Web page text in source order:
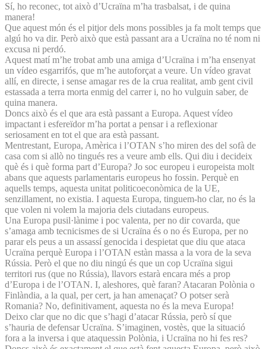
Sí, ho reconec, tot això d’Ucraïna m’ha trasbalsat, i de quina
manera!
Que aquest món és el pitjor dels mons possibles ja fa molt temps que
algú ho va dir. Però això que està passant ara a Ucraïna no té nom ni
excusa ni perdó.
Aquest matí m’he trobat amb una amiga d’Ucraïna i m’ha ensenyat
un vídeo esgarrifós, que m’he autoforçat a veure. Un vídeo gravat
allí, en directe, i sense amagar res de la crua realitat, amb gent civil
estassada a terra morta enmig del carrer i, no ho vulguin saber, de
quina manera.
Doncs això és el que ara està passant a Europa. Aquest vídeo
impactant i esfereïdor m’ha portat a pensar i a reflexionar
seriosament en tot el que ara està passant.
Mentrestant, Europa, Amèrica i l’OTAN s’ho miren des del sofà de
casa com si allò no tingués res a veure amb ells. Qui diu i decideix
què és i què forma part d’Europa? Jo soc europeu i europeista molt
abans que aquests parlamentaris europeus ho fossin. Perquè en
aquells temps, aquesta unitat politicoeconòmica de la UE,
senzillament, no existia. I aquesta Europa, tinguem-ho clar, no és la
que volen ni volem la majoria dels ciutadans europeus.
Una Europa pusil·lànime i poc valenta, per no dir covarda, que
s’amaga amb tecnicismes de si Ucraïna és o no és Europa, per no
parar els peus a un assassí genocida i despietat que diu que ataca
Ucraïna perquè Europa i l’OTAN estàn massa a la vora de la seva
Rússia. Però el que no diu ningú és que un cop Ucraïna sigui
territori rus (que no Rússia), llavors estarà encara més a prop
d’Europa i de l’OTAN. I, aleshores, què faran? Atacaran Polònia o
Finlàndia, a la qual, per cert, ja han amenaçat? O potser serà
Romania? No, definitivament, aquesta no és la meva Europa!
Deixo clar que no dic que s’hagi d’atacar Rússia, però sí que
s’hauria de defensar Ucraïna. S’imaginen, vostès, que la situació
fora a la inversa i que ataquessin Polònia, i Ucraïna no hi fes res?